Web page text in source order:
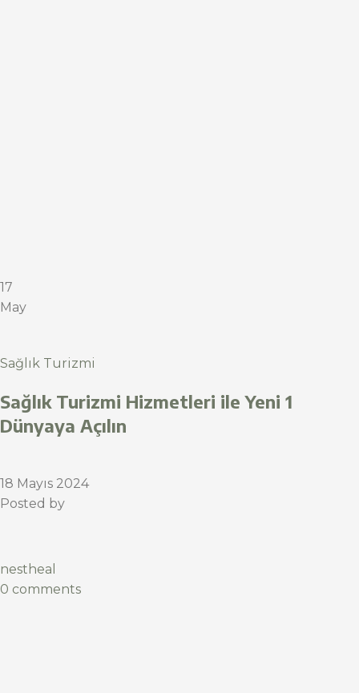
17
May
Sağlık Turizmi
Sağlık Turizmi Hizmetleri ile Yeni 1
Dünyaya Açılın
18 Mayıs 2024
Posted by
nestheal
0 comments